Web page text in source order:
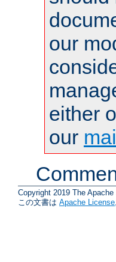
our
either
our
Copyright 2019 The Apache
この文書は Apache